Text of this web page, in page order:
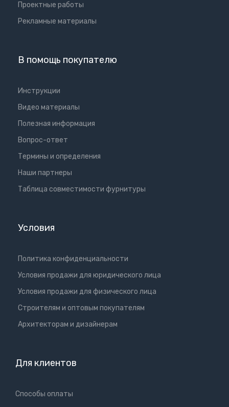
Проектные работы
Рекламные материалы
В помощь покупателю
Инструкции
Видео материалы
Полезная информация
Вопрос-ответ
Термины и определения
Наши партнеры
Таблица совместимости фурнитуры
Условия
Политика конфиденциальности
Условия продажи для юридического лица
Условия продажи для физического лица
Cтроителям и оптовым покупателям
Aрхитекторам и дизайнерам
Для клиентов
Способы оплаты